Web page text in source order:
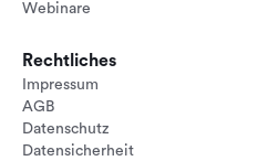
Webinare
Rechtliches
Impressum
AGB
Datenschutz
Datensicherheit